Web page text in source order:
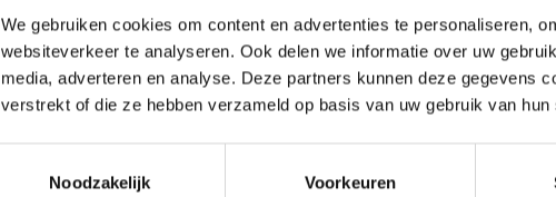
We gebruiken cookies om content en advertenties te personaliseren,
websiteverkeer te analyseren. Ook delen we informatie over uw
media, adverteren en analyse. Deze partners kunnen deze gegevens
verstrekt of die ze hebben verzameld op basis van uw gebruik van hun
Noodzakelijk
Voorkeuren
The full URL of the page where you encountered the error.
E.g. https://www.vub.be/nl/studeren-aan-de-vub/alle-